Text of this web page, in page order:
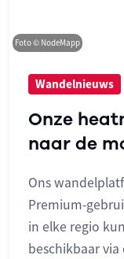
Foto © NodeMapp
Wandelnieuws
Onze
naar de
Ons
Premium-
in elke regio
beschikbaar